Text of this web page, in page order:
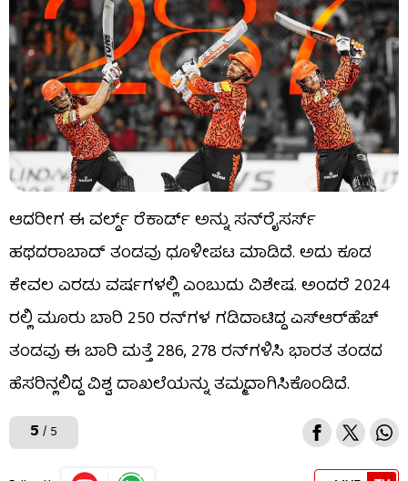
ಆದರೀಗ ಈ ವರ್ಲ್ಡ್​ ರೆಕಾರ್ಡ್ ಅನ್ನು ಸನ್​ರೈಸರ್ಸ್
ಹಥದರಾಬಾದ್ ತಂಡವು ಧೂಳೀಪಟ ಮಾಡಿದೆ. ಅದು ಕೂಡ
ಕೇವಲ ಎರಡು ವರ್ಷಗಳಲ್ಲಿ ಎಂಬುದು ವಿಶೇಷ. ಅಂದರೆ 2024
ರಲ್ಲಿ ಮೂರು ಬಾರಿ 250 ರನ್​ಗಳ ಗಡಿದಾಟಿದ್ದ ಎಸ್​ಆರ್​ಹೆಚ್​
ತಂಡವು ಈ ಬಾರಿ ಮತ್ತೆ 286, 278 ರನ್​ಗಳಿಸಿ ಭಾರತ ತಂಡದ
ಹೆಸರಿನ್ಲಲಿದ್ದ ವಿಶ್ವ ದಾಖಲೆಯನ್ನು ತಮ್ಮದಾಗಿಸಿಕೊಂಡಿದೆ.
5 / 5